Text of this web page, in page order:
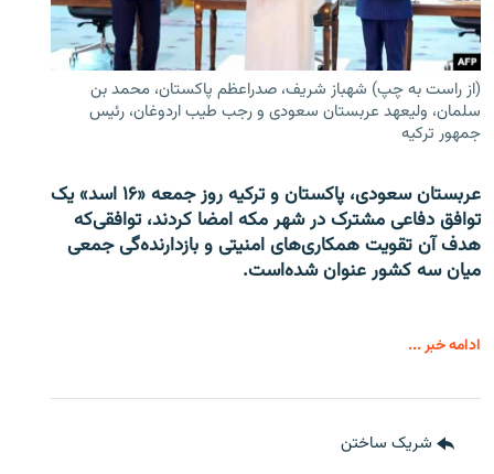
(از راست به چپ) شهباز شریف، صدراعظم پاکستان، محمد بن
سلمان، ولیعهد عربستان سعودی و رجب طیب اردوغان، رئیس
جمهور ترکیه
عربستان سعودی، پاکستان و ترکیه روز جمعه «۱۶ اسد» یک
توافق دفاعی مشترک در شهر مکه امضا کردند، توافقی‌که
هدف آن تقویت همکاری‌های امنیتی و بازدارنده‌گی جمعی
میان سه کشور عنوان شده‌است.
ادامه خبر ...
شریک ساختن